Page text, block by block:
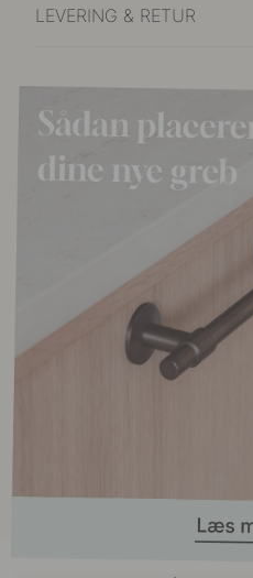
LEVERING & RETUR